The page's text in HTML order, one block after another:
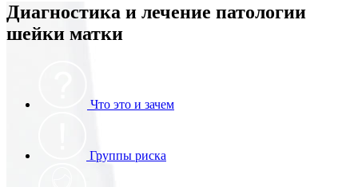
Диагностика и лечение патологии
шейки матки
Что это и зачем
Группы риска